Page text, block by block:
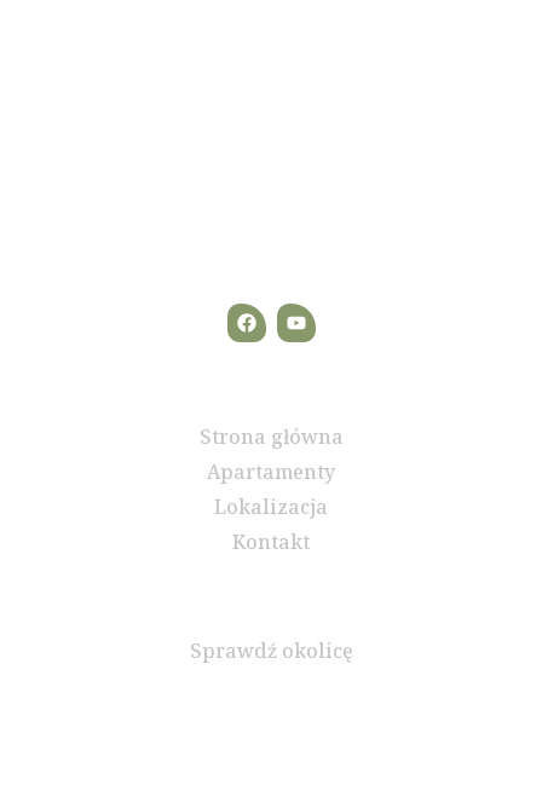
Strona główna
Apartamenty
Lokalizacja
Kontakt
Sprawdź okolicę